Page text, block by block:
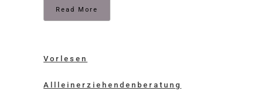
Read More
Vorlesen
Allleinerziehendenberatung